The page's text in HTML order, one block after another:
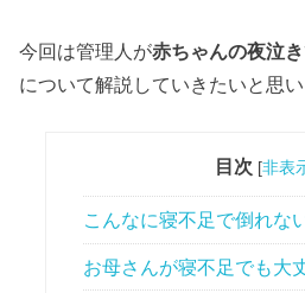
今回は管理人が赤ちゃんの夜泣き
について解説していきたいと思い
目次 [非表
こんなに寝不足で倒れな
お母さんが寝不足でも大